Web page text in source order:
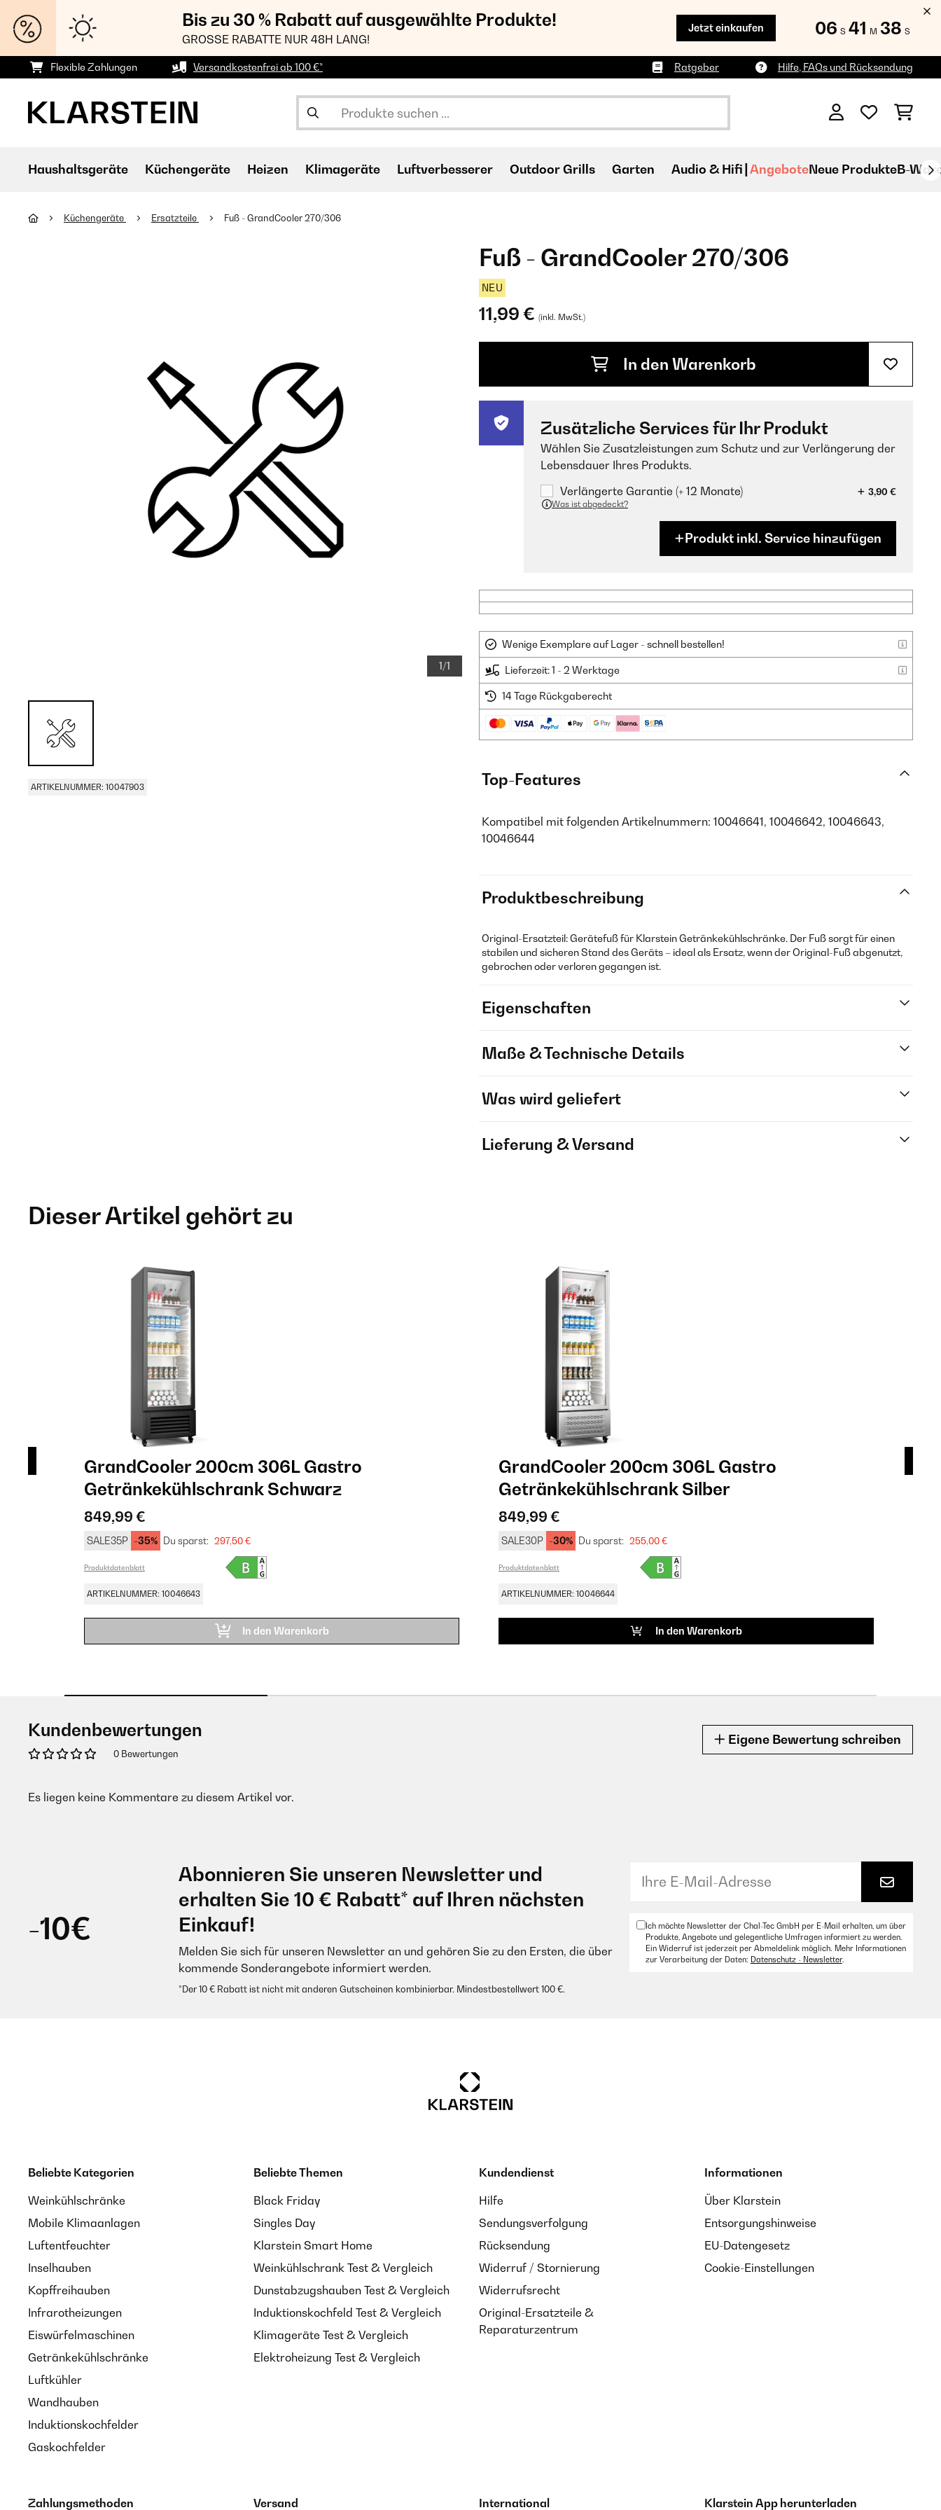
Bis zu 30 % Rabatt auf ausgewählte Produkte!
GROSSE RABATTE NUR 48H LANG!
Jetzt einkaufen 06 S 41 M 37 S
Flexible Zahlungen Versandkostenfrei ab 100 €* Ratgeber Hilfe, FAQs und Rücksendung
Haushaltsgeräte Küchengeräte Heizen Klimageräte Luftverbesserer Outdoor Grills Garten Audio & Hifi AngeboteNeue ProdukteB-
Küchengeräte Ersatzteile Fuß - GrandCooler 270/306
1/1
ARTIKELNUMMER: 10047903
Fuß - GrandCooler 270/306
NEU
11,99 € (inkl. MwSt.)
In den Warenkorb
Zusätzliche Services für Ihr Produkt
Wählen Sie Zusatzleistungen zum Schutz und zur Verlängerung der
Lebensdauer Ihres Produkts.
Verlängerte Garantie (+ 12 Monate)
3,90 €
Was ist abgedeckt?
Produkt inkl. Service hinzufügen
Wenige Exemplare auf Lager - schnell bestellen!
Lieferzeit: 1 - 2 Werktage
14 Tage Rückgaberecht
Top-Features
Kompatibel mit folgenden Artikelnummern: 10046641, 10046642, 10046643,
10046644
Produktbeschreibung
Original-Ersatzteil: Gerätefuß für Klarstein Getränkekühlschränke. Der Fuß sorgt für einen
stabilen und sicheren Stand des Geräts – ideal als Ersatz, wenn der Original-Fuß abgenutzt,
gebrochen oder verloren gegangen ist.
Eigenschaften
Maße & Technische Details
Was wird geliefert
Lieferung & Versand
Dieser Artikel gehört zu
GrandCooler 200cm 306L Gastro
Getränkekühlschrank​ Schwarz
849,99 €
SALE35P -35% Du sparst: 297,50 €
Produktdatenblatt
ARTIKELNUMMER: 10046643
In den Warenkorb
GrandCooler 200cm 306L Gastro
Getränkekühlschrank​ Silber
849,99 €
SALE30P -30% Du sparst: 255,00 €
Produktdatenblatt
ARTIKELNUMMER: 10046644
In den Warenkorb
Kundenbewertungen
0 Bewertungen
Eigene Bewertung schreiben
Es liegen keine Kommentare zu diesem Artikel vor.
-10€
Abonnieren Sie unseren Newsletter und
erhalten Sie 10 € Rabatt* auf Ihren nächsten
Einkauf!
Melden Sie sich für unseren Newsletter an und gehören Sie zu den Ersten, die über
kommende Sonderangebote informiert werden.
*Der 10 € Rabatt ist nicht mit anderen Gutscheinen kombinierbar. Mindestbestellwert 100 €.
Ich möchte Newsletter der Chal-Tec GmbH per E-Mail erhalten, um über
Produkte, Angebote und gelegentliche Umfragen informiert zu werden.
Ein Widerruf ist jederzeit per Abmeldelink möglich. Mehr Informationen
zur Verarbeitung der Daten: Datenschutz - Newsletter.
Beliebte Kategorien
Weinkühlschränke
Mobile Klimaanlagen
Luftentfeuchter
Inselhauben
Kopffreihauben
Infrarotheizungen
Eiswürfelmaschinen
Getränkekühlschränke
Luftkühler
Wandhauben
Induktionskochfelder
Gaskochfelder
Beliebte Themen
Black Friday
Singles Day
Klarstein Smart Home
Weinkühlschrank Test & Vergleich
Dunstabzugshauben Test & Vergleich
Induktionskochfeld Test & Vergleich
Klimageräte Test & Vergleich
Elektroheizung Test & Vergleich
Kundendienst
Hilfe
Sendungsverfolgung
Rücksendung
Widerruf / Stornierung
Widerrufsrecht
Original-Ersatzteile &
Reparaturzentrum
Informationen
Über Klarstein
Entsorgungshinweise
EU-Datengesetz
Cookie-Einstellungen
Zahlungsmethoden Versand International Klarstein App herunterladen